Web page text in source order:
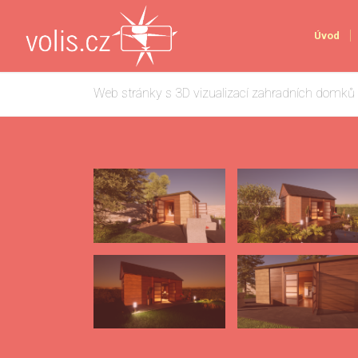
Úvod
Web stránky s 3D vizualizací zahradních domků